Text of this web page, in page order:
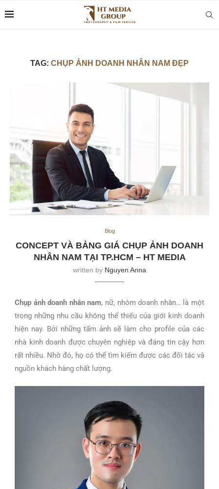
TAG: CHỤP ẢNH DOANH NHÂN NAM ĐẸP
Blog
CONCEPT VÀ BẢNG GIÁ CHỤP ẢNH DOANH
NHÂN NAM TẠI TP.HCM – HT MEDIA
written by Nguyen Anna
Chụp ảnh doanh nhân nam, nữ, nhóm doanh nhân… là một
trong những nhu cầu không thể thiếu của giới kinh doanh
hiện nay. Bởi những tấm ảnh sẽ làm cho profile của các
nhà kinh doanh được chuyên nghiệp và đáng tin cậy hơn
rất nhiều. Nhờ đó, họ có thể tìm kiếm được các đối tác và
nguồn khách hàng chất lượng.